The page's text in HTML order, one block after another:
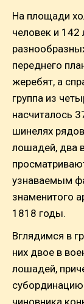
На площади
человек и
переднего
жеребят, а
группа из
насчиталось
шинелях
лошадей, два
узнаваемым
знаменитого
1818 годы.
Вглядимся в
них двое в
лошадей,
чиновника